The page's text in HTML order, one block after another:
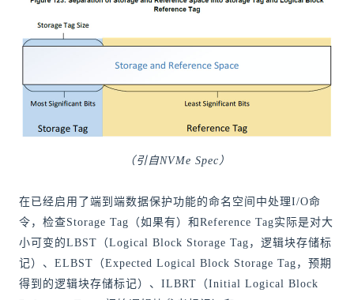
（引自NVMe Spec）
在已经启用了端到端数据保护功能的命名空间中处理I/O命
令，检查Storage Tag（如果有）和Reference Tag实际是对大
小可变的LBST（Logical Block Storage Tag，逻辑块存储标
记）、ELBST（Expected Logical Block Storage Tag，预期
得到的逻辑块存储标记）、ILBRT（Initial Logical Block